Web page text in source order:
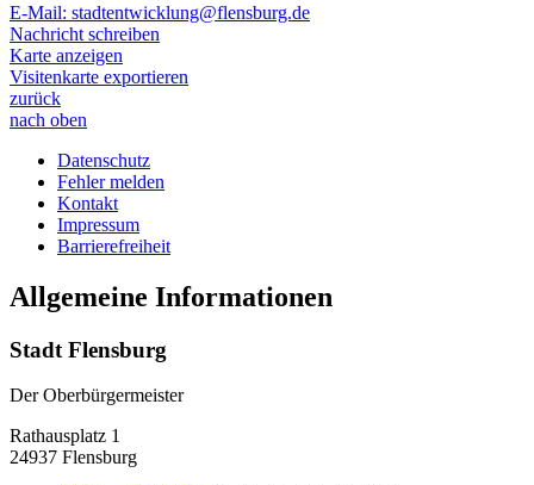
E-Mail: stadtentwicklung@flensburg.de
Nachricht schreiben
Karte anzeigen
Visitenkarte exportieren
zurück
nach oben
Datenschutz
Fehler melden
Kontakt
Impressum
Barrierefreiheit
Allgemeine Informationen
Stadt Flensburg
Der Oberbürgermeister
Rathausplatz 1
24937 Flensburg